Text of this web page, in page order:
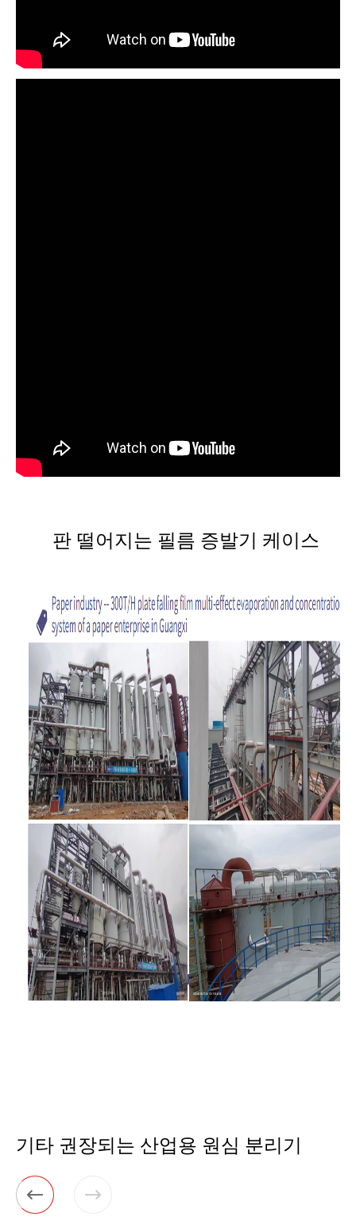
판 떨어지는 필름 증발기 케이스
기타 권장되는 산업용 원심 분리기
 